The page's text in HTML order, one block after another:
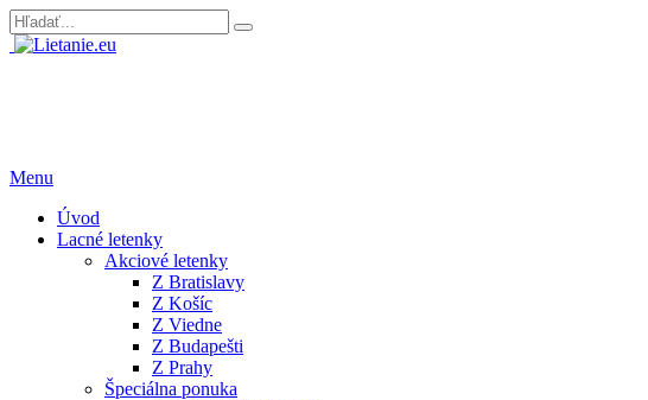
Menu
Úvod
Lacné letenky
Akciové letenky
Z Bratislavy
Z Košíc
Z Viedne
Z Budapešti
Z Prahy
Špeciálna ponuka